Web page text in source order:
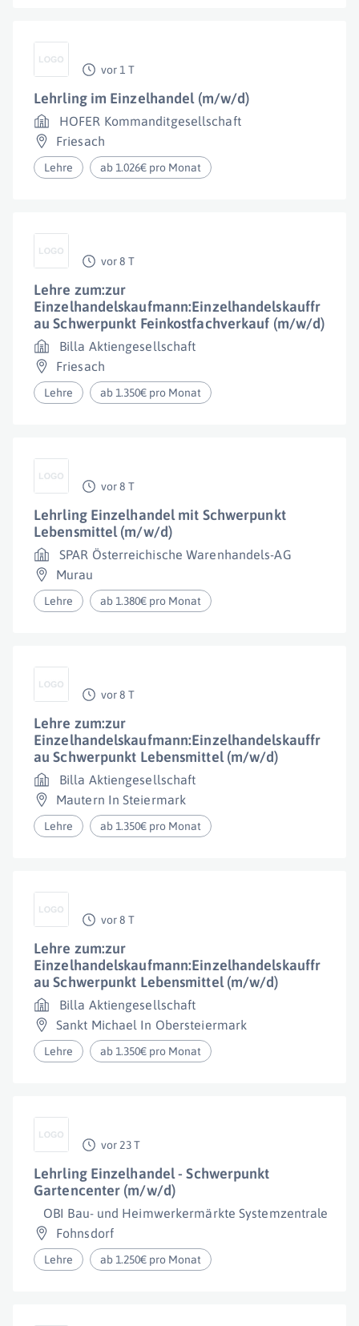
vor 1 T
Lehrling im Einzelhandel (m/w/d)
HOFER Kommanditgesellschaft
Friesach
Lehre ab 1.026€ pro Monat
vor 8 T
Lehre zum:zur
Einzelhandelskaufmann:Einzelhandelskauffr
au Schwerpunkt Feinkostfachverkauf (m/w/d)
Billa Aktiengesellschaft
Friesach
Lehre ab 1.350€ pro Monat
vor 8 T
Lehrling Einzelhandel mit Schwerpunkt
Lebensmittel (m/w/d)
SPAR Österreichische Warenhandels-AG
Murau
Lehre ab 1.380€ pro Monat
vor 8 T
Lehre zum:zur
Einzelhandelskaufmann:Einzelhandelskauffr
au Schwerpunkt Lebensmittel (m/w/d)
Billa Aktiengesellschaft
Mautern In Steiermark
Lehre ab 1.350€ pro Monat
vor 8 T
Lehre zum:zur
Einzelhandelskaufmann:Einzelhandelskauffr
au Schwerpunkt Lebensmittel (m/w/d)
Billa Aktiengesellschaft
Sankt Michael In Obersteiermark
Lehre ab 1.350€ pro Monat
vor 23 T
Lehrling Einzelhandel - Schwerpunkt
Gartencenter (m/w/d)
OBI Bau- und Heimwerkermärkte Systemzentrale
Fohnsdorf
Lehre ab 1.250€ pro Monat